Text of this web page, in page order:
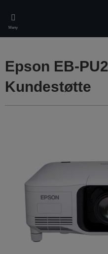
main
content
Meny
Epson EB-
Kundestøtte